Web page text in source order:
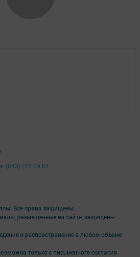
Все права защищены.
размещенные на сайте, защищены
и распространение в любом объеме
только с письменного согласия
(843) 222 09 84